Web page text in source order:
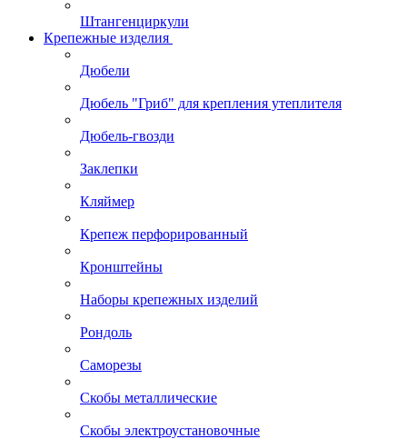
Штангенциркули
Крепежные изделия
Дюбели
Дюбель "Гриб" для крепления утеплителя
Дюбель-гвозди
Заклепки
Кляймер
Крепеж перфорированный
Кронштейны
Наборы крепежных изделий
Рондоль
Саморезы
Скобы металлические
Скобы электроустановочные